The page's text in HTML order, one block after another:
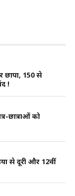
छापा, 150 से
!
छात्राओं को
से दूरी और 12वीं